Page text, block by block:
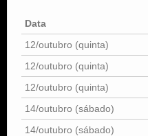
Data
12/outubro (quinta)
12/outubro (quinta)
12/outubro (quinta)
14/outubro (sábado)
14/outubro (sábado)